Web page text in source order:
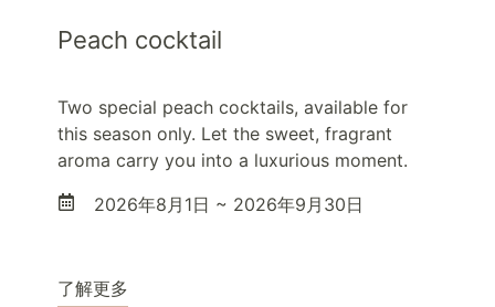
Peach cocktail
Two special peach cocktails, available for
this season only. Let the sweet, fragrant
aroma carry you into a luxurious moment.
2026年8月1日 ~ 2026年9月30日
了解更多